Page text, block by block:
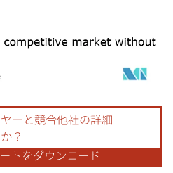
にはCC BY 4.0の表示が必要です。